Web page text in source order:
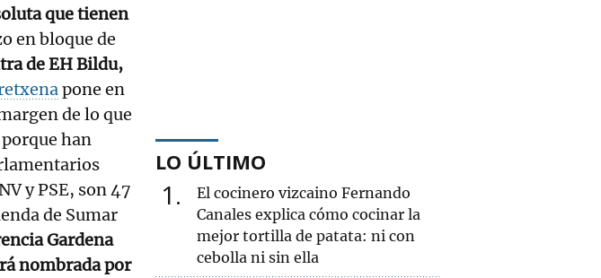
que tienen
en bloque de
de EH Bildu,
pone en
de lo que
han
y PSE, son 47
de Sumar
Gardena
nombrada por
LO ÚLTIMO
1
El cocinero vizcaino Fernando
Canales explica cómo cocinar la
mejor tortilla de patata: ni con
cebolla ni sin ella